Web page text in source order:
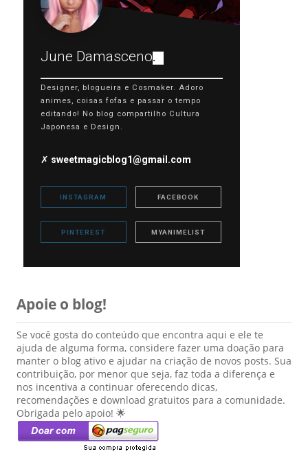
June Damasceno.
Designer, blogueira e Cosmaker. Adoro
animes, coisas fofas e passar o tempo
editando! No blog compartilho Cultura
Japonesa e Design.
✗ sweetmagicblog1@gmail.com
INSTAGRAM FACEBOOK
PINTEREST MYANIMELIST
Apoie o blog!
Se você gosta do conteúdo que encontra aqui e ele te
ajuda de alguma forma, considere fazer uma doação para
manter o blog ativo e ajudar na criação de novos posts. Sua
contribuição, por menor que seja, faz toda a diferença e
nos incentiva a continuar oferecendo dicas,
recomendações e download gratuitos para a comunidade.
Obrigada pelo apoio! 🌟